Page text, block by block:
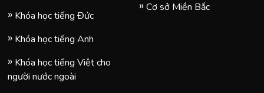
Khóa học tiếng Đức
Khóa học tiếng Anh
Khóa học tiếng Việt cho
người nước ngoài
Cơ sở Miền Bắc